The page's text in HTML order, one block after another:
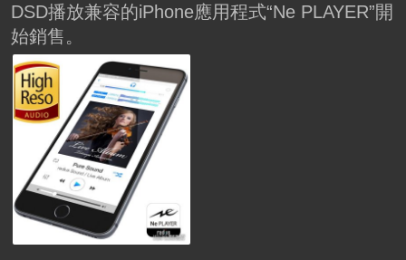
DSD播放兼容的iPhone應用程式“Ne PLAYER”開
始銷售。